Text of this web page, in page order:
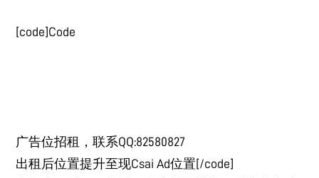
[code]Code
广告位招租，联系QQ:82580827
出租后位置提升至现Csai Ad位置[/code]